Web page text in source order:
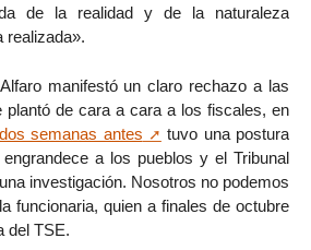
de la realidad y de la naturaleza
realizada».
manifestó un claro rechazo a las
de cara a cara a los fiscales, en
semanas antes
tuvo una postura
a los pueblos y el Tribunal
investigación. Nosotros no podemos
funcionaria, quien a finales de octubre
del TSE.